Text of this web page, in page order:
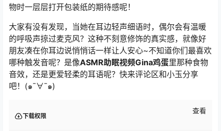
物时一层层打开包装纸的期待感呢！
大家有没有发现，当她在耳边轻声细语时，偶尔会有温暖
的呼吸声掠过麦克风？这种不刻意修饰的真实感，就像好
朋友凑在你耳边说悄悄话一样让人安心~不知道你们最喜欢
哪种触发音呢？是像ASMR助眠视频Gina鸡蛋里那种食物
音效，还是更爱轻柔的耳语呢？快来评论区和小玉分享
吧！(๑¯∀¯๑)
下载权限
查看